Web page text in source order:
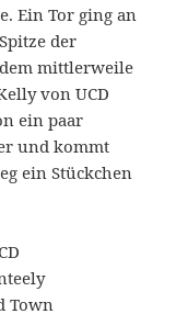
Ein Tor ging an
der
mittlerweile
von UCD
ein paar
und kommt
ein Stückchen
Town